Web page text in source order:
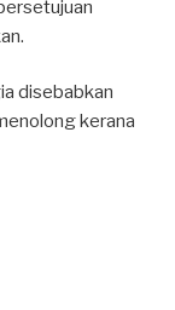
disebabkan
kerana